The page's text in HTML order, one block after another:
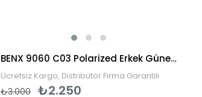
BENX 9060 C03 Polarized Erkek Güneş Gözlüğü
Ücretsiz Kargo, Distribütör Firma Garantili
₺2.250
₺3.000